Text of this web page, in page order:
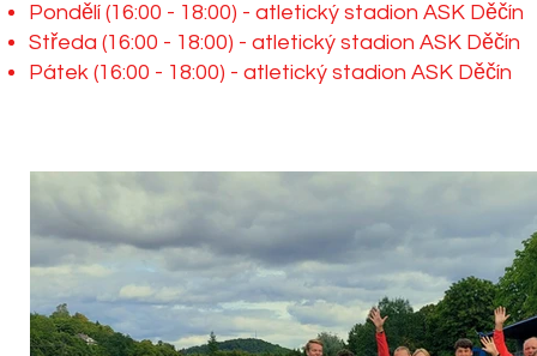
Pondělí (16:00 - 18:00) - atletický stadion ASK Děčín
Středa (16:00 - 18:00) - atletický stadion ASK Děčín
Pátek (16:00 - 18:00) - atletický stadion ASK Děčín